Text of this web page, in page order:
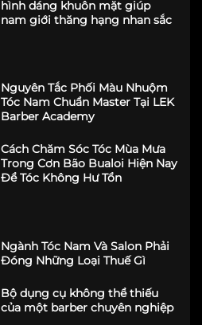
nam giới thăng hạng nhan sắc
Nguyên Tắc Phối Màu Nhuộm
Tóc Nam Chuẩn Master Tại LEK
Barber Academy
Để Tóc Không Hư Tổn
Ngành Tóc Nam Và Salon Phải